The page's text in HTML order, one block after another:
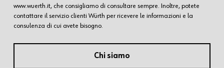
www.wuerth.it, che consigliamo di consultare sempre. Inoltre, potete
contattare il servizio clienti Würth per ricevere le informazioni e la
consulenza di cui avete bisogno.
Chi siamo